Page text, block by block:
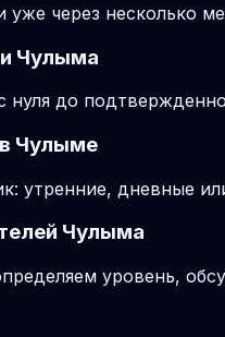
через несколько
Чулыма
нуля до
Чулыме
утренние, дневные
Чулыма
уровень,